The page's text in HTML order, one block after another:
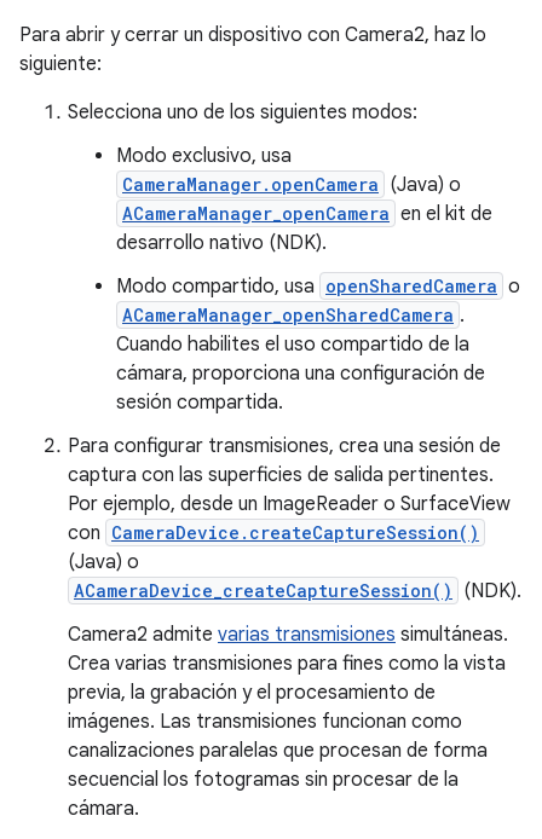
Para abrir y cerrar un dispositivo con Camera2, haz lo
siguiente:
Selecciona uno de los siguientes modos:
Modo exclusivo, usa
CameraManager.openCamera (Java) o
ACameraManager_openCamera en el kit de
desarrollo nativo (NDK).
Modo compartido, usa openSharedCamera o
ACameraManager_openSharedCamera .
Cuando habilites el uso compartido de la
cámara, proporciona una configuración de
sesión compartida.
Para configurar transmisiones, crea una sesión de
captura con las superficies de salida pertinentes.
Por ejemplo, desde un ImageReader o SurfaceView
con CameraDevice.createCaptureSession()
(Java) o
ACameraDevice_createCaptureSession()
(NDK).
Camera2 admite varias transmisiones simultáneas.
Crea varias transmisiones para fines como la vista
previa, la grabación y el procesamiento de
imágenes. Las transmisiones funcionan como
canalizaciones paralelas que procesan de forma
secuencial los fotogramas sin procesar de la
cámara.